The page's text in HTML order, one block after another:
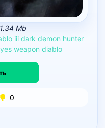
1.34 Mb
iii dark demon hunter
weapon diablo
0